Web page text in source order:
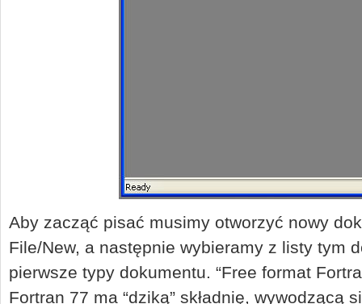
Aby zacząć pisać musimy otworzyć nowy
File/New, a następnie wybieramy z listy tym
pierwsze typy dokumentu. “Free format
Fortran 77 ma “dziką” składnię, wywodzącą